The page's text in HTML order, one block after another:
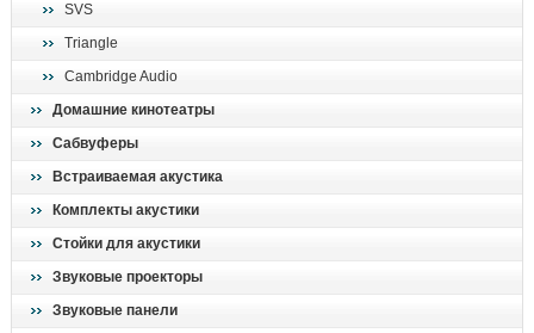
SVS
Triangle
Cambridge Audio
Домашние кинотеатры
Сабвуферы
Встраиваемая акустика
Комплекты акустики
Стойки для акустики
Звуковые проекторы
Звуковые панели